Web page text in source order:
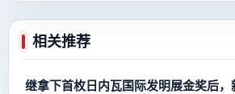
相关推荐
继拿下首枚日内瓦国际发明展金奖后